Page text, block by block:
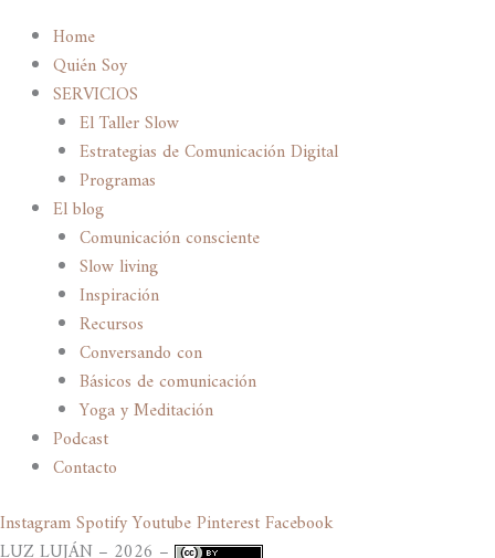
Home
Quién Soy
SERVICIOS
El Taller Slow
Estrategias de Comunicación Digital
Programas
El blog
Comunicación consciente
Slow living
Inspiración
Recursos
Conversando con
Básicos de comunicación
Yoga y Meditación
Podcast
Contacto
InstagramSpotifyYoutubePinterestFacebook